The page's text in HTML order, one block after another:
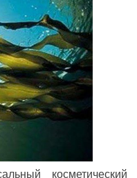
косметический